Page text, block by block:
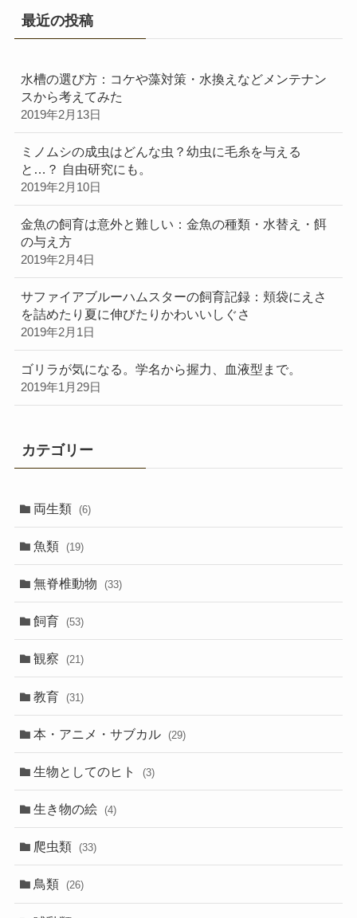
最近の投稿
水槽の選び方：コケや藻対策・水換えなどメンテナン
スから考えてみた
2019年2月13日
ミノムシの成虫はどんな虫？幼虫に毛糸を与える
と…？ 自由研究にも。
2019年2月10日
金魚の飼育は意外と難しい：金魚の種類・水替え・餌
の与え方
2019年2月4日
サファイアブルーハムスターの飼育記録：頬袋にえさ
を詰めたり夏に伸びたりかわいいしぐさ
2019年2月1日
ゴリラが気になる。学名から握力、血液型まで。
2019年1月29日
カテゴリー
両生類 (6)
魚類 (19)
無脊椎動物 (33)
飼育 (53)
観察 (21)
教育 (31)
本・アニメ・サブカル (29)
生物としてのヒト (3)
生き物の絵 (4)
爬虫類 (33)
鳥類 (26)